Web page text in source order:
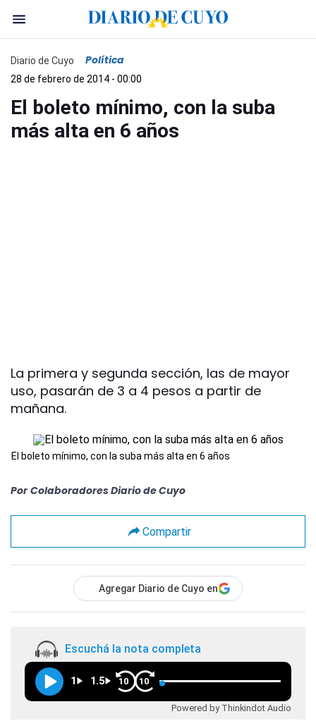
Diario de Cuyo Política
28 de febrero de 2014 - 00:00
El boleto mínimo, con la suba
más alta en 6 años
La primera y segunda sección, las de mayor
uso, pasarán de 3 a 4 pesos a partir de
mañana.
El boleto mínimo, con la suba más alta en 6 años
Por Colaboradores Diario de Cuyo
Compartir
Agregar Diario de Cuyo en
Escuchá la nota completa
1 1.5 10 10
Powered by Thinkindot Audio